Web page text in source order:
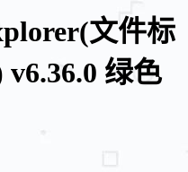
文件标
绿色